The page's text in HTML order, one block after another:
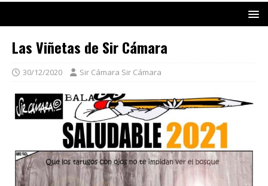
Las Viñetas de Sir Cámara
30/12/2020 Sir Cámara Sir Cámara